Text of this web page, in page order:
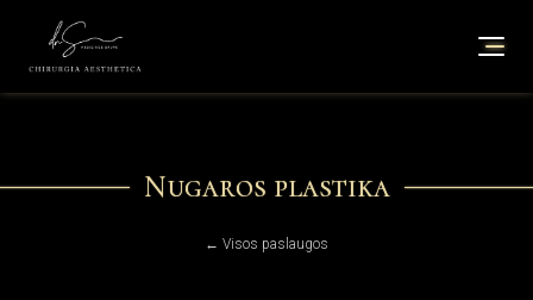
Nugaros plastika
← Visos paslaugos